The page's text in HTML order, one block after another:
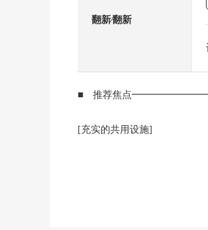
翻新⁄翻新
■ 推荐焦点
[充实的共用设施]